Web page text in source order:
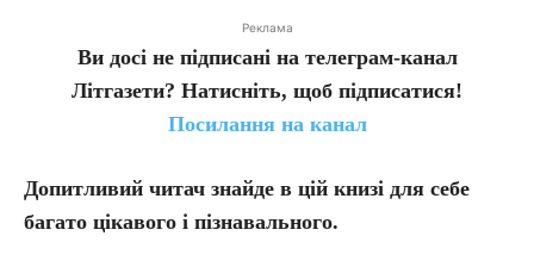
Реклама
Ви досі не підписані на телеграм-канал
Літгазети? Натисніть, щоб підписатися!
Посилання на канал
Допитливий читач знайде в цій книзі для себе
багато цікавого і пізнавального.